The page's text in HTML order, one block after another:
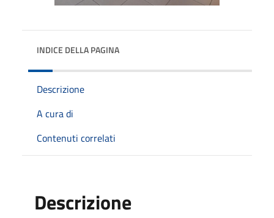
INDICE DELLA PAGINA
Descrizione
A cura di
Contenuti correlati
Descrizione